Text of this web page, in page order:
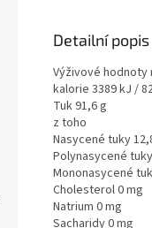
Detailní
Výživové hodnoty
kalorie 3389 kJ /
Tuk 91,6 g
z toho
Nasycené tuky
Polynasycené
Mononasycené
Cholesterol 0 mg
Natrium 0 mg
Sacharidy 0 mg